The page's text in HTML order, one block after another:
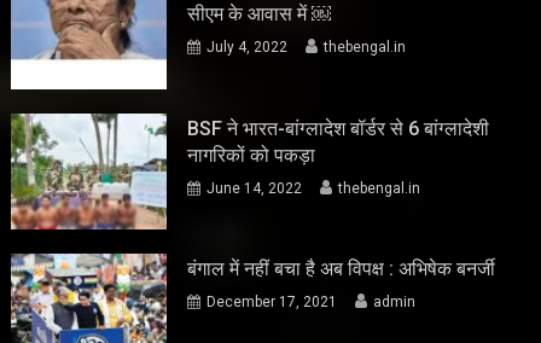
सीएम के आवास में ￼
July 4, 2022 thebengal.in
BSF ने भारत-बांग्लादेश बॉर्डर से 6 बांग्लादेशी
नागरिकों को पकड़ा
June 14, 2022 thebengal.in
बंगाल में नहीं बचा है अब विपक्ष : अभिषेक बनर्जी
December 17, 2021 admin